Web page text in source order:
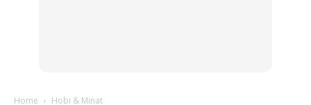
Home Hobi & Minat